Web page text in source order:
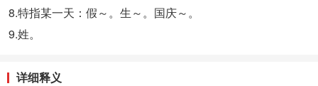
8.特指某一天 ：假～。生～。国庆～。
9.姓。
详细释义